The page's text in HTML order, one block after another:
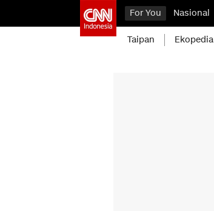
For You Nasional
Taipan Ekopedia